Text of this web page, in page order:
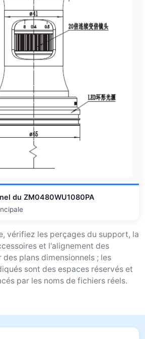
du ZM0480WU1080PA
vérifiez les perçages du support, la
et l'alignement des
plans dimensionnels ; les
sont des espaces réservés et
par les noms de fichiers réels.